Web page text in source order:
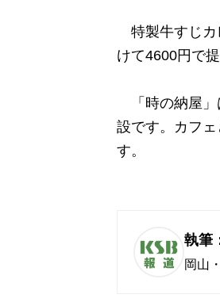
特製牛すじカ
けて4600円で提
「時の納屋」
設です。カフ
す。
執筆
岡山